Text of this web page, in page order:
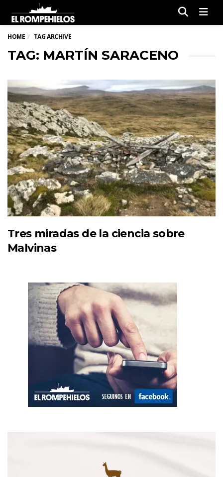
HOME TAG ARCHIVE
TAG: MARTÍN SARACENO
Tres miradas de la ciencia sobre
Malvinas